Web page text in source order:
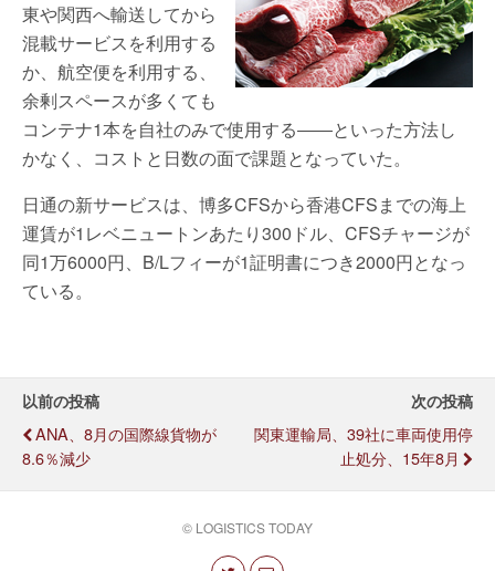
東や関西へ輸送してから
混載サービスを利用する
か、航空便を利用する、
余剰スペースが多くても
コンテナ1本を自社のみで使用する――といった方法し
かなく、コストと日数の面で課題となっていた。
日通の新サービスは、博多CFSから香港CFSまでの海上
運賃が1レベニュートンあたり300ドル、CFSチャージが
同1万6000円、B/Lフィーが1証明書につき2000円となっ
ている。
以前の投稿
ANA、8月の国際線貨物が
8.6％減少
次の投稿
関東運輸局、39社に車両使用停
止処分、15年8月
© LOGISTICS TODAY